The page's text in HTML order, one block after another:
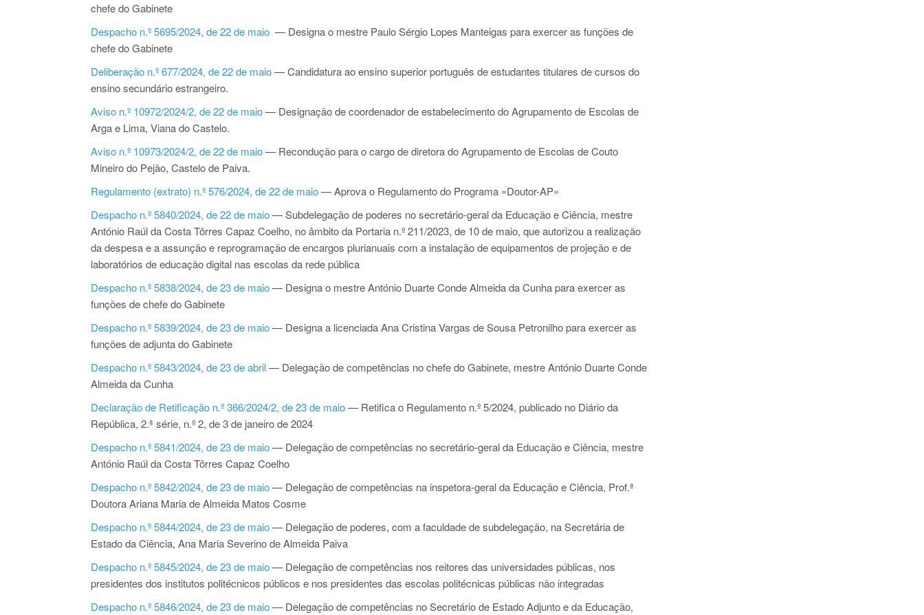
chefe do Gabinete
Despacho n.º 5695/2024, de 22 de maio — Designa o mestre Paulo Sérgio Lopes Manteigas para exercer as funções de
chefe do Gabinete
Deliberação n.º 677/2024, de 22 de maio— Candidatura ao ensino superior português de estudantes titulares de cursos do
ensino secundário estrangeiro.
Aviso n.º 10972/2024/2, de 22 de maio— Designação de coordenador de estabelecimento do Agrupamento de Escolas de
Arga e Lima, Viana do Castelo.
Aviso n.º 10973/2024/2, de 22 de maio— Recondução para o cargo de diretora do Agrupamento de Escolas de Couto
Mineiro do Pejão, Castelo de Paiva.
Regulamento (extrato) n.º 576/2024, de 22 de maio— Aprova o Regulamento do Programa «Doutor-AP»
Despacho n.º 5840/2024, de 22 de maio— Subdelegação de poderes no secretário-geral da Educação e Ciência, mestre
António Raúl da Costa Tôrres Capaz Coelho, no âmbito da Portaria n.º 211/2023, de 10 de maio, que autorizou a realização
da despesa e a assunção e reprogramação de encargos plurianuais com a instalação de equipamentos de projeção e de
laboratórios de educação digital nas escolas da rede pública
Despacho n.º 5838/2024, de 23 de maio— Designa o mestre António Duarte Conde Almeida da Cunha para exercer as
funções de chefe do Gabinete
Despacho n.º 5839/2024, de 23 de maio— Designa a licenciada Ana Cristina Vargas de Sousa Petronilho para exercer as
funções de adjunta do Gabinete
Despacho n.º 5843/2024, de 23 de abril— Delegação de competências no chefe do Gabinete, mestre António Duarte Conde
Almeida da Cunha
Declaração de Retificação n.º 366/2024/2, de 23 de maio— Retifica o Regulamento n.º 5/2024, publicado no Diário da
República, 2.ª série, n.º 2, de 3 de janeiro de 2024
Despacho n.º 5841/2024, de 23 de maio— Delegação de competências no secretário-geral da Educação e Ciência, mestre
António Raúl da Costa Tôrres Capaz Coelho
Despacho n.º 5842/2024, de 23 de maio— Delegação de competências na inspetora-geral da Educação e Ciência, Prof.ª
Doutora Ariana Maria de Almeida Matos Cosme
Despacho n.º 5844/2024, de 23 de maio— Delegação de poderes, com a faculdade de subdelegação, na Secretária de
Estado da Ciência, Ana Maria Severino de Almeida Paiva
Despacho n.º 5845/2024, de 23 de maio— Delegação de competências nos reitores das universidades públicas, nos
presidentes dos institutos politécnicos públicos e nos presidentes das escolas politécnicas públicas não integradas
Despacho n.º 5846/2024, de 23 de maio— Delegação de competências no Secretário de Estado Adjunto e da Educação,